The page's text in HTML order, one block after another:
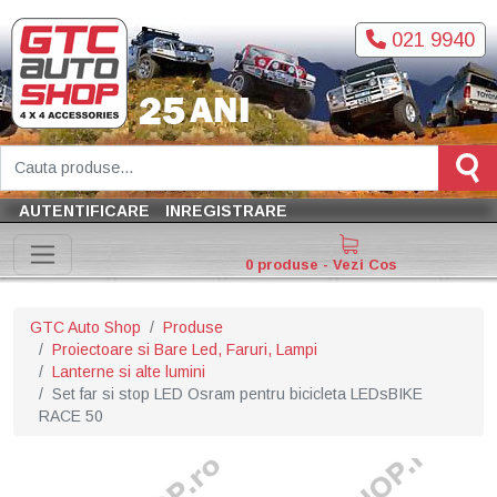
021 9940
AUTENTIFICARE INREGISTRARE
0 produse - Vezi Cos
GTC Auto Shop
Produse
Proiectoare si Bare Led, Faruri, Lampi
Lanterne si alte lumini
Set far si stop LED Osram pentru bicicleta LEDsBIKE
RACE 50